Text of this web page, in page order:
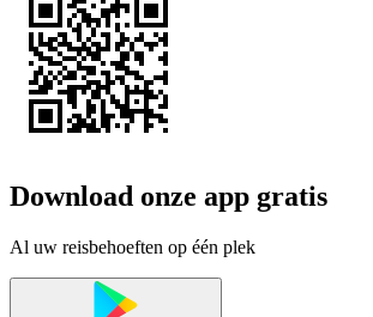
Download onze app gratis
Al uw reisbehoeften op één plek